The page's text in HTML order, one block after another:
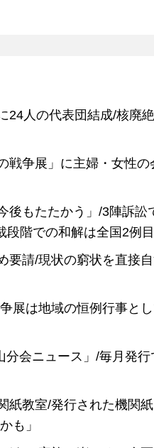
24人の代表団結成/核廃
戦争展」に主婦・女性の
後もたたかう」/3陣訴訟
段階での和解は全国2例目
要請/現状の窮状を直接
展は地域の恒例行事と
分会ニュース」/毎月発行
紙教室/発行された機関
も」